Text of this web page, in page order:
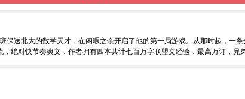
保送北大的数学天才，在闲暇之余开启了他的第一局游戏。从那时起，
绝对快节奏爽文，作者拥有四本共计七百万字联盟文经验，最高万订，兄